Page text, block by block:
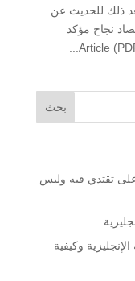
ذلك للحديث عن
نجاح مؤكد
تقتدي فيه وليس
وكيفية